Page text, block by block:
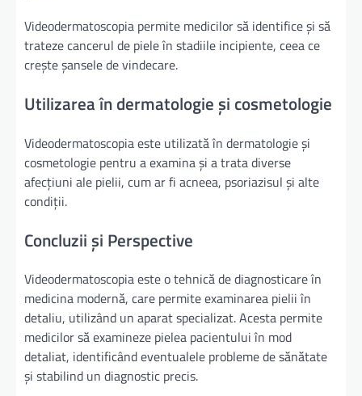
Videodermatoscopia permite medicilor să identifice și să
trateze cancerul de piele în stadiile incipiente, ceea ce
crește șansele de vindecare.
Utilizarea în dermatologie și cosmetologie
Videodermatoscopia este utilizată în dermatologie și
cosmetologie pentru a examina și a trata diverse
afecțiuni ale pielii, cum ar fi acneea, psoriazisul și alte
condiții.
Concluzii și Perspective
Videodermatoscopia este o tehnică de diagnosticare în
medicina modernă, care permite examinarea pielii în
detaliu, utilizând un aparat specializat. Acesta permite
medicilor să examineze pielea pacientului în mod
detaliat, identificând eventualele probleme de sănătate
și stabilind un diagnostic precis.